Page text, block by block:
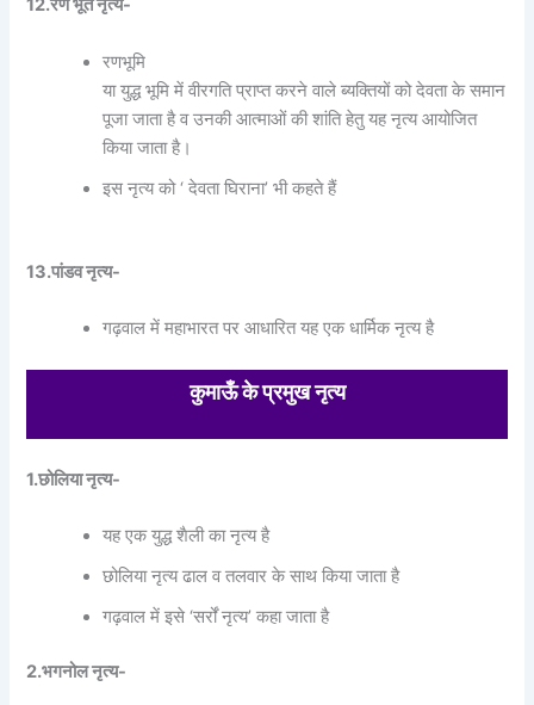
12.रण भूत नृत्य-
रणभूमि
या युद्ध भूमि में वीरगति प्राप्त करने वाले ब्यक्तियों को देवता के समान
पूजा जाता है व उनकी आत्माओं की शांति हेतु यह नृत्य आयोजित
किया जाता है।
इस नृत्य को ‘ देवता घिराना’ भी कहते हैं
13.पांडव नृत्य-
गढ़वाल में महाभारत पर आधारित यह एक धार्मिक नृत्य है
कुमाऊँ के प्रमुख नृत्य
1.छोलिया नृत्य-
यह एक युद्ध शैली का नृत्य है
छोलिया नृत्य ढाल व तलवार के साथ किया जाता है
गढ़वाल में इसे ‘सर्रों नृत्य’ कहा जाता है
2.भगनोल नृत्य-